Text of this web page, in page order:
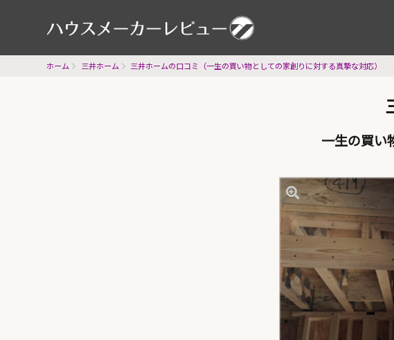
ホーム 三井ホーム 三井ホームの口コミ（一生の買い物としての家創りに対する真摯な対応）
一生の買い